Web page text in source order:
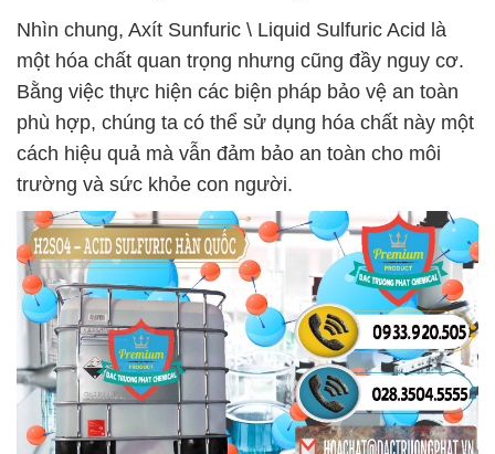
Nhìn chung, Axít Sunfuric \ Liquid Sulfuric Acid là
một hóa chất quan trọng nhưng cũng đầy nguy cơ.
Bằng việc thực hiện các biện pháp bảo vệ an toàn
phù hợp, chúng ta có thể sử dụng hóa chất này một
cách hiệu quả mà vẫn đảm bảo an toàn cho môi
trường và sức khỏe con người.